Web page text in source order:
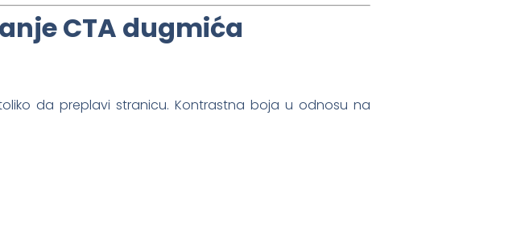
CTA dugmića
da preplavi stranicu. Kontrastna boja u odnosu na